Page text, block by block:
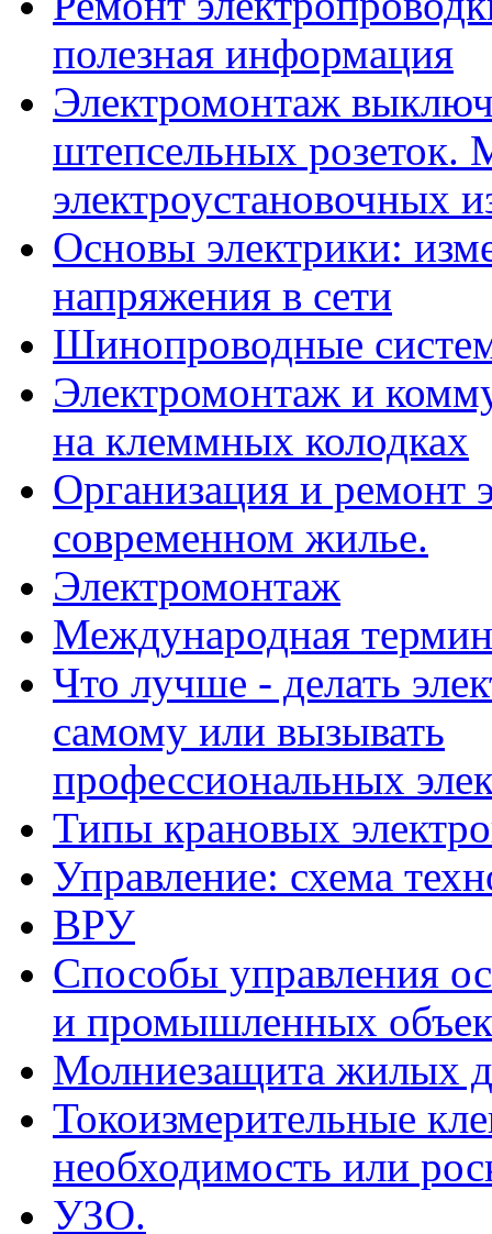
полезная информация
Электромонтаж
штепсельных розеток.
электроустановочных
Основы электрики:
напряжения в сети
Шинопроводные
Электромонтаж и
на клеммных колодках
Организация и ремонт
современном жилье.
Электромонтаж
Международная
Что лучше - делать
самому или вызывать
профессиональных
Типы крановых
Управление: схема
ВРУ
Способы управления
и промышленных
Молниезащита жилых
Токоизмерительные
необходимость или
УЗО.